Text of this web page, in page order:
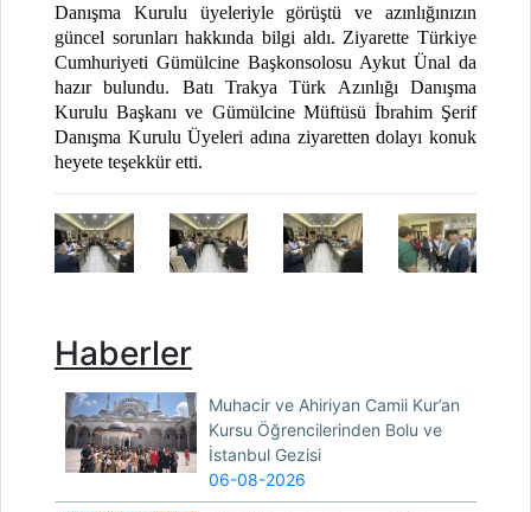
Danışma Kurulu üyeleriyle görüştü ve azınlığınızın
güncel sorunları hakkında bilgi aldı. Ziyarette Türkiye
Cumhuriyeti Gümülcine Başkonsolosu Aykut Ünal da
hazır bulundu. Batı Trakya Türk Azınlığı Danışma
Kurulu Başkanı ve Gümülcine Müftüsü İbrahim Şerif
Danışma Kurulu Üyeleri adına ziyaretten dolayı konuk
heyete teşekkür etti.
Haberler
Muhacir ve Ahiriyan Camii Kur’an
Kursu Öğrencilerinden Bolu ve
İstanbul Gezisi
06-08-2026